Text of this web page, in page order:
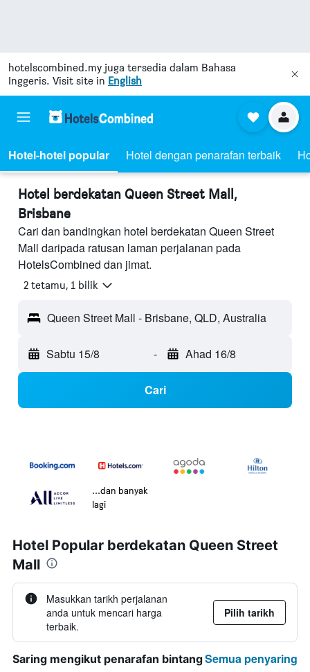
hotelscombined.my juga tersedia dalam Bahasa
Inggeris. Visit site in English
Hotel-hotel popular Hotel dengan penarafan terbaik
Hotel berdekatan Queen Street Mall,
Brisbane
Cari dan bandingkan hotel berdekatan Queen Street
Mall daripada ratusan laman perjalanan pada
HotelsCombined dan jimat.
2 tetamu, 1 bilik
Queen Street Mall - Brisbane, QLD, Australia
Sabtu 15/8 - Ahad 16/8
Cari
...dan banyak
lagi
Hotel Popular berdekatan Queen Street
Mall
Masukkan tarikh perjalanan
anda untuk mencari harga
terbaik.
Pilih tarikh
Saring mengikut penarafan bintangSemua penyaring